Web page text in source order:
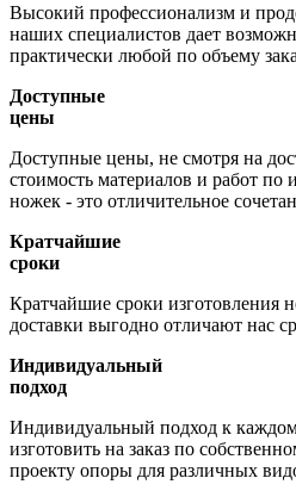
Высокий профессионализм и
наших специалистов дает
практически любой по объему
Доступные
цены
Доступные цены, не смотря на
стоимость материалов и работ по
ножек - это отличительное
Кратчайшие
сроки
Кратчайшие сроки изготовления
доставки выгодно отличают нас
Индивидуальный
подход
Индивидуальный подход к
изготовить на заказ по
проекту опоры для различных